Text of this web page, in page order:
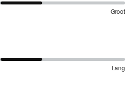
Groot
Lang